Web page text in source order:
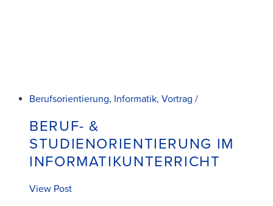
Berufsorientierung, Informatik, Vortrag /
BERUF- &
STUDIENORIENTIERUNG IM
INFORMATIKUNTERRICHT
View Post